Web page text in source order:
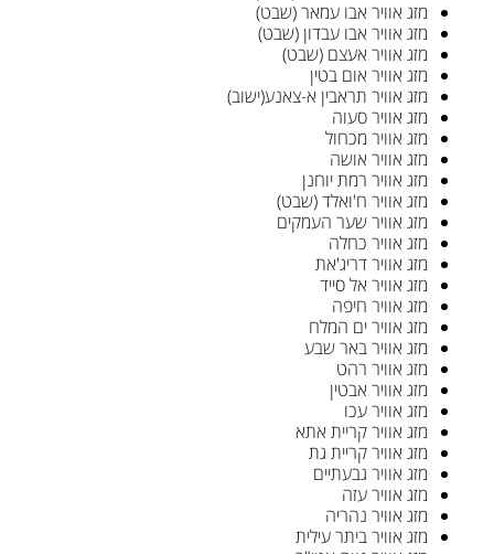
מזג אוויר אבו עמאר (שבט)
מזג אוויר אבו עבדון (שבט)
מזג אוויר אעצם (שבט)
מזג אוויר אום בטין
מזג אוויר תראבין א-צאנע(ישוב)
מזג אוויר סעוה
מזג אוויר מכחול
מזג אוויר אושה
מזג אוויר רמת יוחנן
מזג אוויר ח'ואלד (שבט)
מזג אוויר שער העמקים
מזג אוויר כחלה
מזג אוויר דריג'את
מזג אוויר אל סייד
מזג אוויר חיפה
מזג אוויר ים המלח
מזג אוויר באר שבע
מזג אוויר רהט
מזג אוויר אבטין
מזג אוויר עכו
מזג אוויר קריית אתא
מזג אוויר קריית גת
מזג אוויר גבעתיים
מזג אוויר עזה
מזג אוויר נהריה
מזג אוויר ביתר עילית